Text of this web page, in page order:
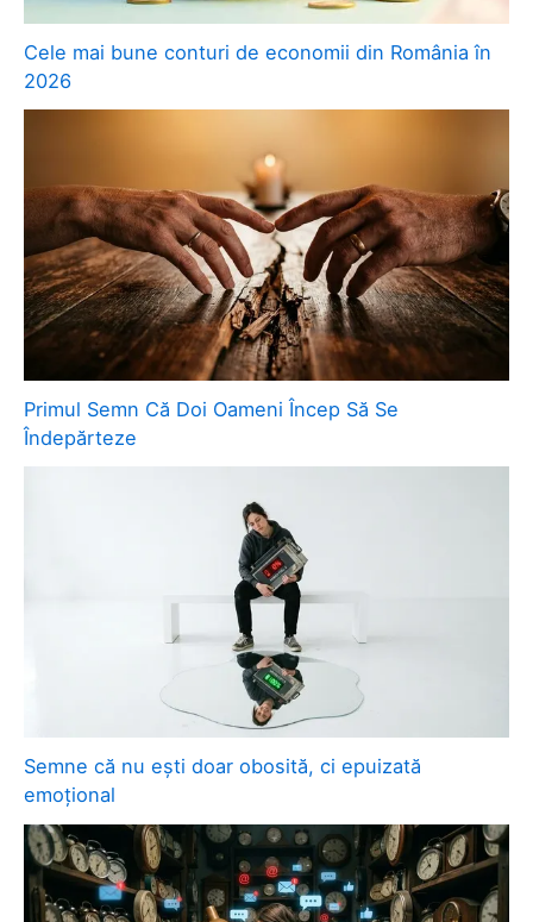
Cele mai bune conturi de economii din România în
2026
Primul Semn Că Doi Oameni Încep Să Se
Îndepărteze
Semne că nu ești doar obosită, ci epuizată
emoțional